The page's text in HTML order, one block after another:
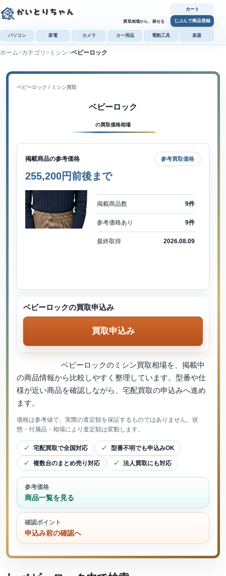
買取相場から、探せる
カート
じぶんで商品登録
パソコン 家電 カメラ カー用品 電動工具 楽器
ホーム カテゴリ ミシン ベビーロック
ベビーロック / ミシン買取
ベビーロック
の買取価格相場
掲載商品の参考価格 参考買取価格
255,200円前後まで
掲載商品数 9件
参考価格あり 9件
最終取得 2026.08.09
ベビーロックのミシン買取相場を、掲載中
の商品情報から比較しやすく整理しています。型番や仕
様が近い商品を確認しながら、宅配買取の申込みへ進め
ます。
価格は参考値で、実際の査定額を保証するものではありません。状
態・付属品・相場により査定額は変動します。
宅配買取で全国対応 型番不明でも申込みOK
複数台のまとめ売り対応 法人買取にも対応
参考価格
商品一覧を見る
確認ポイント
申込み前の確認へ
ベビーロックの買取申込み
買取申込み